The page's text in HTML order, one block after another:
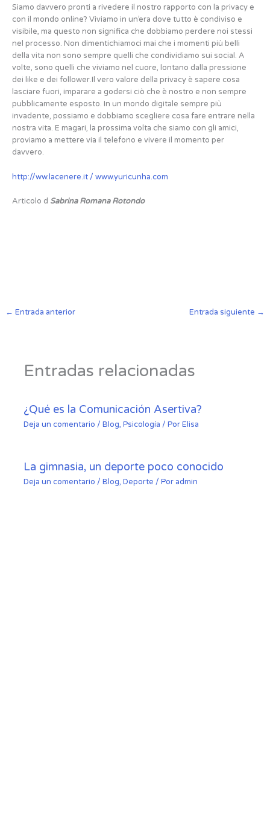
Siamo davvero pronti a rivedere il nostro rapporto con la privacy e
con il mondo online? Viviamo in un’era dove tutto è condiviso e
visibile, ma questo non significa che dobbiamo perdere noi stessi
nel processo. Non dimentichiamoci mai che i momenti più belli
della vita non sono sempre quelli che condividiamo sui social. A
volte, sono quelli che viviamo nel cuore, lontano dalla pressione
dei like e dei follower.Il vero valore della privacy è sapere cosa
lasciare fuori, imparare a godersi ciò che è nostro e non sempre
pubblicamente esposto. In un mondo digitale sempre più
invadente, possiamo e dobbiamo scegliere cosa fare entrare nella
nostra vita. E magari, la prossima volta che siamo con gli amici,
proviamo a mettere via il telefono e vivere il momento per
davvero.
http://ww.lacenere.it / www.yuricunha.com
Articolo d Sabrina Romana Rotondo
← Entrada anterior Entrada siguiente →
Entradas relacionadas
¿Qué es la Comunicación Asertiva?
Deja un comentario / Blog, Psicología / PorElisa
La gimnasia, un deporte poco conocido
Deja un comentario / Blog, Deporte / Por admin